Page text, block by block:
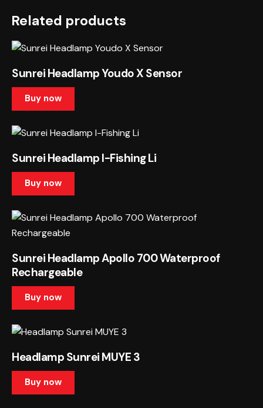
Related products
Sunrei Headlamp Youdo X Sensor
Buy now
product
multiple
variants.
The
options
may
be
chosen
on
the
product
Sunrei Headlamp I-Fishing Li
Buy now
product
has
variants.
The
options
may
be
on
the
product
Sunrei Headlamp Apollo 700 Waterproof
Rechargeable
Buy now
Headlamp Sunrei MUYE 3
Buy now